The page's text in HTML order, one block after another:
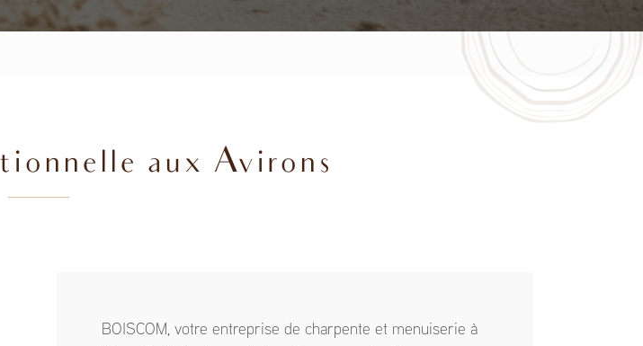
aux Avirons
BOISCOM, votre entreprise de charpente et menuiserie à